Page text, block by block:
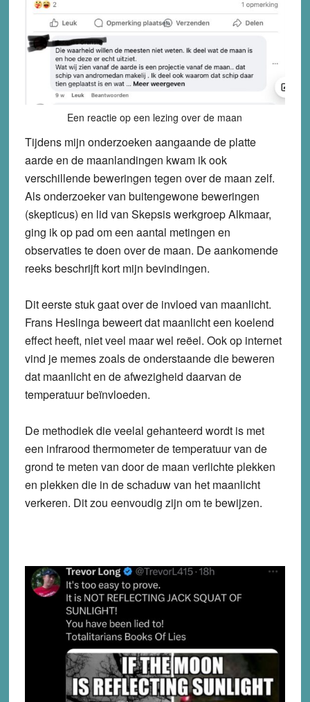
Een reactie op een lezing over de maan
Tijdens mijn onderzoeken aangaande de platte
aarde en de maanlandingen kwam ik ook
verschillende beweringen tegen over de maan zelf.
Als onderzoeker van buitengewone beweringen
(skepticus) en lid van Skepsis werkgroep Alkmaar,
ging ik op pad om een aantal metingen en
observaties te doen over de maan. De aankomende
reeks beschrijft kort mijn bevindingen.
Dit eerste stuk gaat over de invloed van maanlicht.
Frans Heslinga beweert dat maanlicht een koelend
effect heeft, niet veel maar wel reëel. Ook op internet
vind je memes zoals de onderstaande die beweren
dat maanlicht en de afwezigheid daarvan de
temperatuur beïnvloeden.
De methodiek die veelal gehanteerd wordt is met
een infrarood thermometer de temperatuur van de
grond te meten van door de maan verlichte plekken
en plekken die in de schaduw van het maanlicht
verkeren. Dit zou eenvoudig zijn om te bewijzen.